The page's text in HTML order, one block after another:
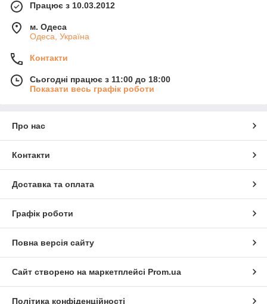
Працює з 10.03.2012
м. Одеса
Одеса, Україна
Контакти
Сьогодні працює з 11:00 до 18:00
Показати весь графік роботи
Про нас
Контакти
Доставка та оплата
Графік роботи
Повна версія сайту
Сайт створено на маркетплейсі Prom.ua
Політика конфіденційності